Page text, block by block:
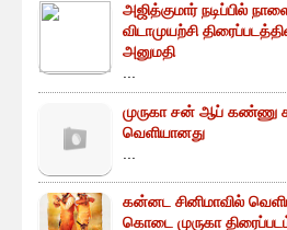
அஜித்குமார் நடிப்பில்
விடாமுயற்சி
அனுமதி
...
முருகா சன் ஆப் கண்ணு
வெளியானது
...
கன்னட சினிமாவில்
கொடை முருகா